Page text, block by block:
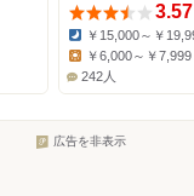
3.57
Dinner:
￥15,000～￥
￥6,000～￥7,999
242人
広告を非表示